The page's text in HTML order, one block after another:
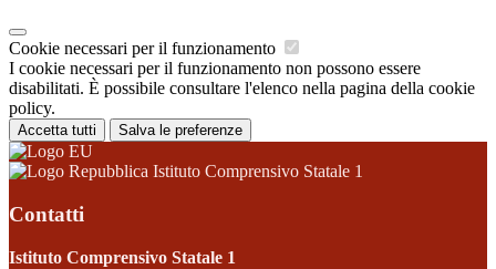
Cookie necessari per il funzionamento
I cookie necessari per il funzionamento non possono essere
disabilitati. È possibile consultare l'elenco nella pagina della cookie
policy.
Accetta tutti Salva le preferenze
Istituto Comprensivo Statale 1
Contatti
Istituto Comprensivo Statale 1